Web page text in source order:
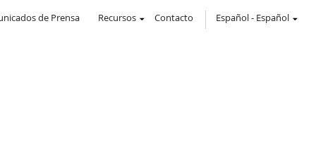
de Prensa Recursos Contacto Español- Español